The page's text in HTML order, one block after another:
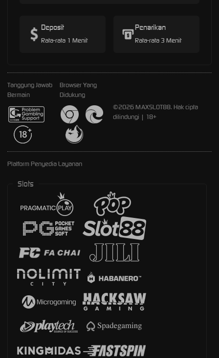
Deposit
Rata-rata 1 Menit
Penarikan
Rata-rata 3 Menit
Tanggung Jawab
Bermain
Browser Yang
Didukung
©2026 MAXSLOT88. Hak cipta
dilindungi | 18+
Platform Penyedia Layanan
Slots